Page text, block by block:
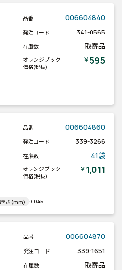
品番 006604840
発注コード 341-0565
在庫数 取寄品
オレンジブック
価格(税抜)
￥595
品番 006604860
発注コード 339-3266
在庫数 41袋
オレンジブック
価格(税抜)
￥1,011
厚さ(mm) 0.045
品番 006604870
発注コード 339-1651
在庫数 取寄品